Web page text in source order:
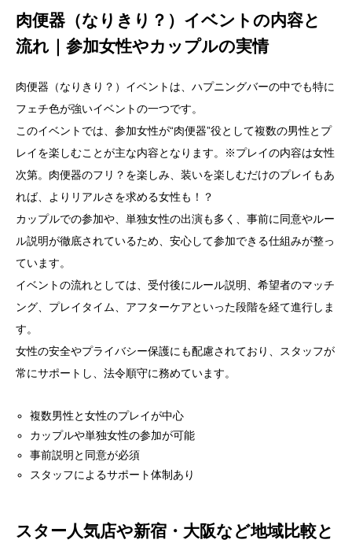
肉便器（なりきり？）イベントの内容と
流れ｜参加女性やカップルの実情
肉便器（なりきり？）イベントは、ハプニングバーの中でも特に
フェチ色が強いイベントの一つです。
このイベントでは、参加女性が“肉便器”役として複数の男性とプ
レイを楽しむことが主な内容となります。※プレイの内容は女性
次第。肉便器のフリ？を楽しみ、装いを楽しむだけのプレイもあ
れば、よりリアルさを求める女性も！？
カップルでの参加や、単独女性の出演も多く、事前に同意やルー
ル説明が徹底されているため、安心して参加できる仕組みが整っ
ています。
イベントの流れとしては、受付後にルール説明、希望者のマッチ
ング、プレイタイム、アフターケアといった段階を経て進行しま
す。
女性の安全やプライバシー保護にも配慮されており、スタッフが
常にサポートし、法令順守に務めています。
複数男性と女性のプレイが中心
カップルや単独女性の参加が可能
事前説明と同意が必須
スタッフによるサポート体制あり
スター人気店や新宿・大阪など地域比較と